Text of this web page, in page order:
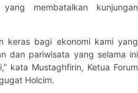
membatalkan kunjungan
keras bagi ekonomi kami yang
dan pariwisata yang selama ini
kata Mustaghfirin, Ketua Forum
Holcim.